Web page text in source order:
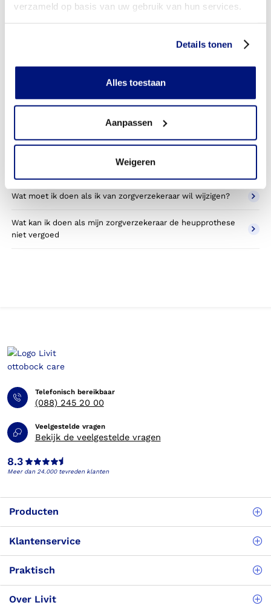
verzameld op basis van uw gebruik van hun services.
Details tonen
Alles toestaan
Aanpassen
Weigeren
Wanneer mag mijn heupprothese vervangen worden?
Heb ik voor de vergoeding van mijn heupprothese
toestemming nodig van mijn zorgverzekeraar?
Kan ik een reserve heupprothese vergoed krijgen?
Wat valt er binnen de vergoeding van een heupprothese?
Wordt een heupprothese die ik gebruik voor sporten
betaald door mijn zorgverzekering?
Betaal ik een eigen bijdrage voor de heupprothese?
Wat moet ik doen als ik van zorgverzekeraar wil wijzigen?
Wat kan ik doen als mijn zorgverzekeraar de heupprothese
niet vergoed
Telefonisch bereikbaar
(088) 245 20 00
Veelgestelde vragen
Bekijk de veelgestelde vragen
8.3
Meer dan 24.000 tevreden klanten
Producten
Klantenservice
Praktisch
Over Livit